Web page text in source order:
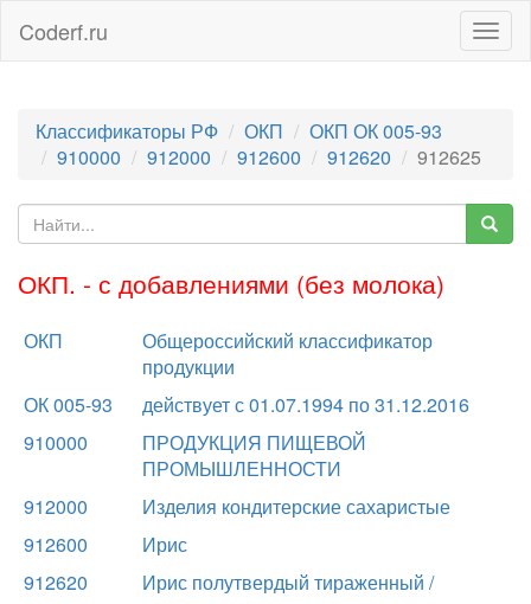
Coderf.ru
Классификаторы РФ ОКП
ОКП ОК 005-93
910000
912000 912600 912620 912625
ОКП. - с добавлениями (без молока)
ОКП
Общероссийский классификатор
продукции
ОК 005-93
действует с 01.07.1994 по 31.12.2016
910000
ПРОДУКЦИЯ ПИЩЕВОЙ
ПРОМЫШЛЕННОСТИ
912000
Изделия кондитерские сахаристые
912600
Ирис
912620
Ирис полутвердый тираженный /